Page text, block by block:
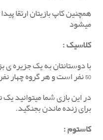
همچنین کاپ بازیتان ارتقا
میشود
کلاسیک:
با دوستانتان به یک جزیره ی
50 نفر است و هر گروه چهار نفر هستند.
در این بازی شما میتوانید یک
برای زنده ماندن بجنگید.
کاستوم: